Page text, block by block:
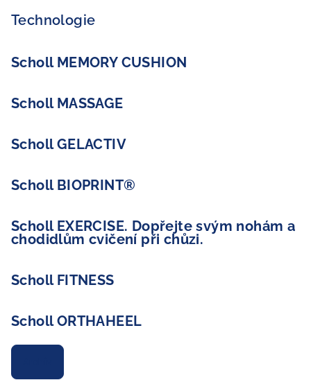
Technologie
Scholl MEMORY CUSHION
Scholl MASSAGE
Scholl GELACTIV
Scholl BIOPRINT®
Scholl EXERCISE. Dopřejte svým nohám a
chodidlům cvičení při chůzi.
Scholl FITNESS
Scholl ORTHAHEEL